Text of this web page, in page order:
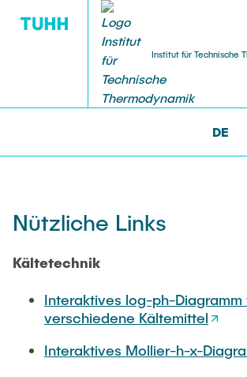
Institut für Technische
DE
Ehemalige
Stellenausschreibungen
Anschrift
Impressum
Kooperationen
International Joint Graduate
PUBLIKATIONEN
Prof. Schmitz
Prof. Herwig i. R.
Prof. Buxmann †
Dissertationen
STUDIERENDE
Nützliche Links
TECHNISCHE-THERMODYNAMIK >
Nützliche Links
Kältetechnik
Interaktives log-ph-Diagramm
verschiedene Kältemittel
Interaktives Mollier-h-x-